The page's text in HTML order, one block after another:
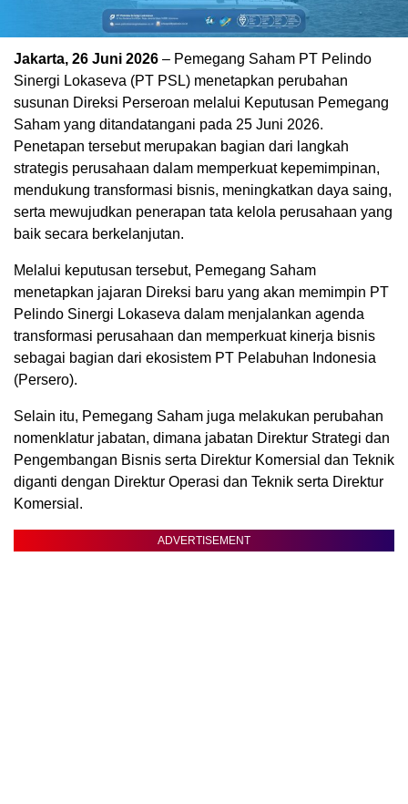
Jakarta, 26 Juni 2026 – Pemegang Saham PT Pelindo
Sinergi Lokaseva (PT PSL) menetapkan perubahan
susunan Direksi Perseroan melalui Keputusan Pemegang
Saham yang ditandatangani pada 25 Juni 2026.
Penetapan tersebut merupakan bagian dari langkah
strategis perusahaan dalam memperkuat kepemimpinan,
mendukung transformasi bisnis, meningkatkan daya saing,
serta mewujudkan penerapan tata kelola perusahaan yang
baik secara berkelanjutan.
Melalui keputusan tersebut, Pemegang Saham
menetapkan jajaran Direksi baru yang akan memimpin PT
Pelindo Sinergi Lokaseva dalam menjalankan agenda
transformasi perusahaan dan memperkuat kinerja bisnis
sebagai bagian dari ekosistem PT Pelabuhan Indonesia
(Persero).
Selain itu, Pemegang Saham juga melakukan perubahan
nomenklatur jabatan, dimana jabatan Direktur Strategi dan
Pengembangan Bisnis serta Direktur Komersial dan Teknik
diganti dengan Direktur Operasi dan Teknik serta Direktur
Komersial.
ADVERTISEMENT